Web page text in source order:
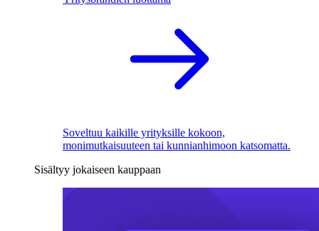
Soveltuu kaikille yrityksille kokoon,
monimutkaisuuteen tai kunnianhimoon katsomatta.
Sisältyy jokaiseen kauppaan